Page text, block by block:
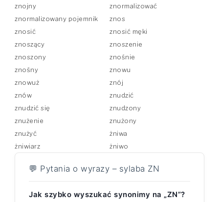
znojny
znormalizować
znormalizowany pojemnik
znos
znosić
znosić męki
znoszący
znoszenie
znoszony
znośnie
znośny
znowu
znowuż
znój
znów
znudzić
znudzić się
znudzony
znużenie
znużony
znużyć
żniwa
żniwiarz
żniwo
💬 Pytania o wyrazy – sylaba ZN
Jak szybko wyszukać synonimy na „ZN”?